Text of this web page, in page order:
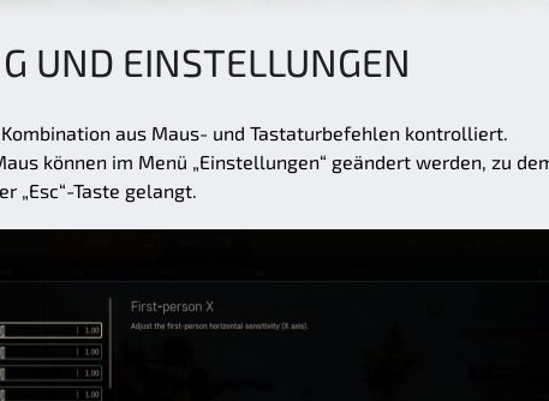
UND EINSTELLUNGEN
aus Maus- und Tastaturbefehlen kontrolliert.
können im Menü „Einstellungen“ geändert werden, zu
„Esc“-Taste gelangt.